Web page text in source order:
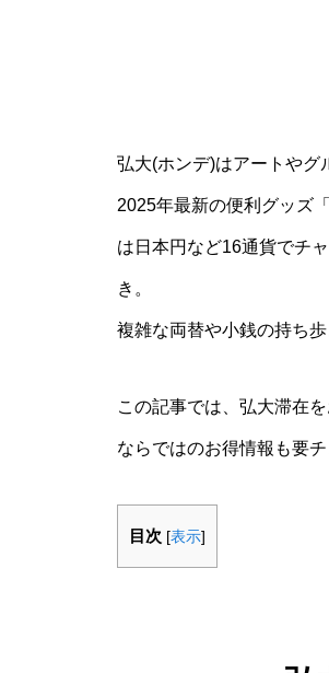
弘大(ホンデ)はアートやグ
2025年最新の便利グッズ
は日本円など16通貨でチ
き。
複雑な両替や小銭の持ち
この記事では、弘大滞在
ならではのお得情報も要チ
目次 [表示]